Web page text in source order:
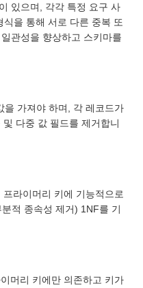
있으며, 각각 특정 요구 사
을 통해 서로 다른 중복 또
관성을 향상하고 스키마를
을 가져야 하며, 각 레코드가
다중 값 필드를 제거합니
라이머리 키에 기능적으로
적 종속성 제거) 1NF를 기
머리 키에만 의존하고 키가